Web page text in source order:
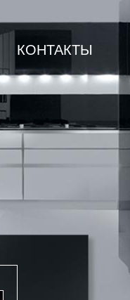
КОНТАКТЫ